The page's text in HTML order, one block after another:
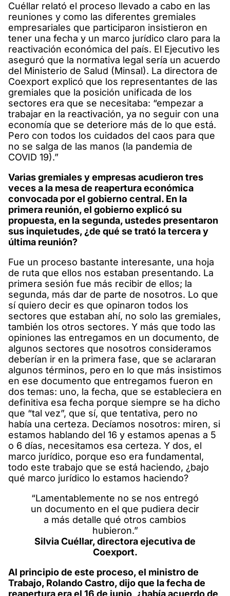
Cuéllar relató el proceso llevado a cabo en las
reuniones y como las diferentes gremiales
empresariales que participaron insistieron en
tener una fecha y un marco jurídico claro para la
reactivación económica del país. El Ejecutivo les
aseguró que la normativa legal sería un acuerdo
del Ministerio de Salud (Minsal). La directora de
Coexport explicó que los representantes de las
gremiales que la posición unificada de los
sectores era que se necesitaba: “empezar a
trabajar en la reactivación, ya no seguir con una
economía que se deteriore más de lo que está.
Pero con todos los cuidados del caos para que
no se salga de las manos (la pandemia de
COVID 19).”
Varias gremiales y empresas acudieron tres
veces a la mesa de reapertura económica
convocada por el gobierno central. En la
primera reunión, el gobierno explicó su
propuesta, en la segunda, ustedes presentaron
sus inquietudes, ¿de qué se trató la tercera y
última reunión?
Fue un proceso bastante interesante, una hoja
de ruta que ellos nos estaban presentando. La
primera sesión fue más recibir de ellos; la
segunda, más dar de parte de nosotros. Lo que
sí quiero decir es que opinaron todos los
sectores que estaban ahí, no solo las gremiales,
también los otros sectores. Y más que todo las
opiniones las entregamos en un documento, de
algunos sectores que nosotros consideramos
deberían ir en la primera fase, que se aclararan
algunos términos, pero en lo que más insistimos
en ese documento que entregamos fueron en
dos temas: uno, la fecha, que se estableciera en
definitiva esa fecha porque siempre se ha dicho
que “tal vez”, que sí, que tentativa, pero no
había una certeza. Decíamos nosotros: miren, si
estamos hablando del 16 y estamos apenas a 5
o 6 días, necesitamos esa certeza. Y dos, el
marco jurídico, porque eso era fundamental,
todo este trabajo que se está haciendo, ¿bajo
qué marco jurídico lo estamos haciendo?
“Lamentablemente no se nos entregó
un documento en el que pudiera decir
a más detalle qué otros cambios
hubieron.”
Silvia Cuéllar, directora ejecutiva de
Coexport.
Al principio de este proceso, el ministro de
Trabajo, Rolando Castro, dijo que la fecha de
reapertura era el 16 de junio, ¿había acuerdo de